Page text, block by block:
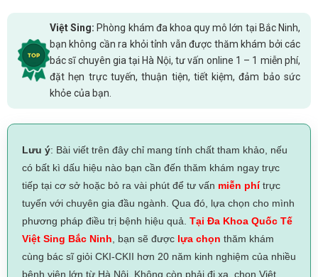
Việt Sing: Phòng khám đa khoa quy mô lớn tại Bắc Ninh,
bạn không cần ra khỏi tỉnh vẫn được thăm khám bởi các
bác sĩ chuyên gia tại Hà Nội, tư vấn online 1 – 1 miễn phí,
đặt hẹn trực tuyến, thuận tiện, tiết kiệm, đảm bảo sức
khỏe của bạn.
Lưu ý: Bài viết trên đây chỉ mang tính chất tham khảo, nếu
có bất kì dấu hiệu nào bạn cần đến thăm khám ngay trực
tiếp tại cơ sở hoặc bỏ ra vài phút để tư vấn miễn phítrực
tuyến với chuyên gia đầu ngành. Qua đó, lựa chọn cho mình
phương pháp điều trị bệnh hiệu quả. Tại Đa Khoa Quốc Tế
Việt Sing Bắc Ninh , bạn sẽ được lựa chọn thăm khám
cùng bác sĩ giỏi CKI-CKII hơn 20 năm kinh nghiệm của nhiều
bệnh viện lớn từ Hà Nội. Không còn phải đi xa, chọn Việt